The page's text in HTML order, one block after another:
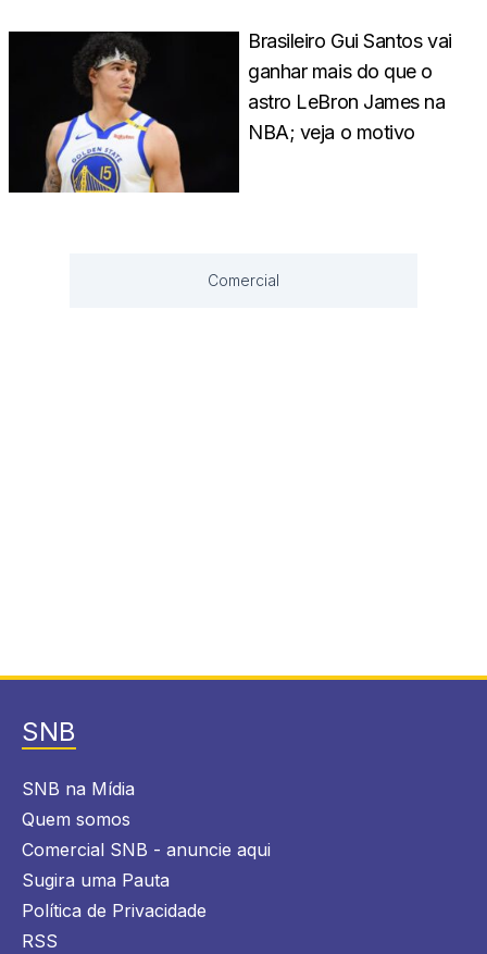
Brasileiro Gui Santos vai
ganhar mais do que o
astro LeBron James na
NBA; veja o motivo
Comercial
SNB
SNB na Mídia
Quem somos
Comercial SNB - anuncie aqui
Sugira uma Pauta
Política de Privacidade
RSS